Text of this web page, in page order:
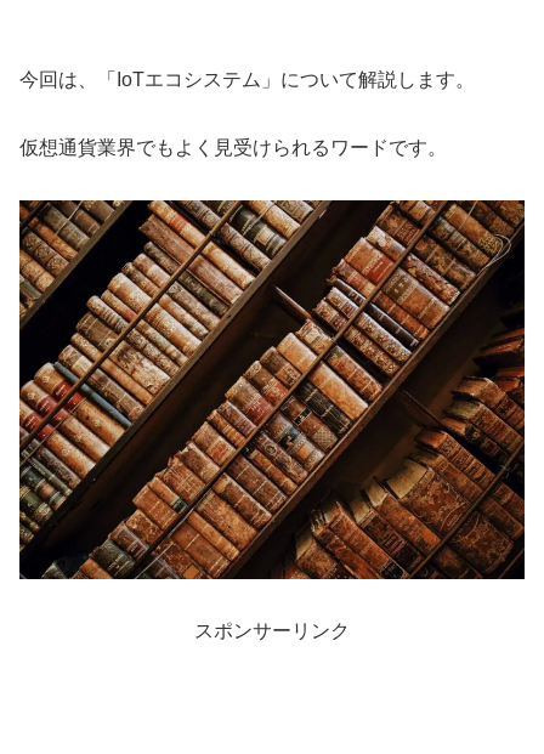
今回は、「IoTエコシステム」について解説します。
仮想通貨業界でもよく見受けられるワードです。
スポンサーリンク